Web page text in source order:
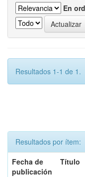
En
Resultados 1-1 de 1.
Resultados por ítem:
Fecha de
publicación
Título